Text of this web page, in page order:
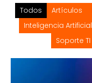
Todos Artículos
Inteligencia Artificial
Soporte TI